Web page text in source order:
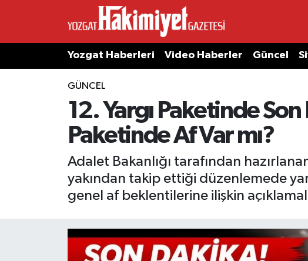
Yozgat Haberleri Video Haberler Güncel
GÜNCEL
12. Yargı Paketinde
Paketinde Af Var mı?
Adalet Bakanlığı tarafından
yakından takip ettiği düzenlemede
genel af beklentilerine ilişkin